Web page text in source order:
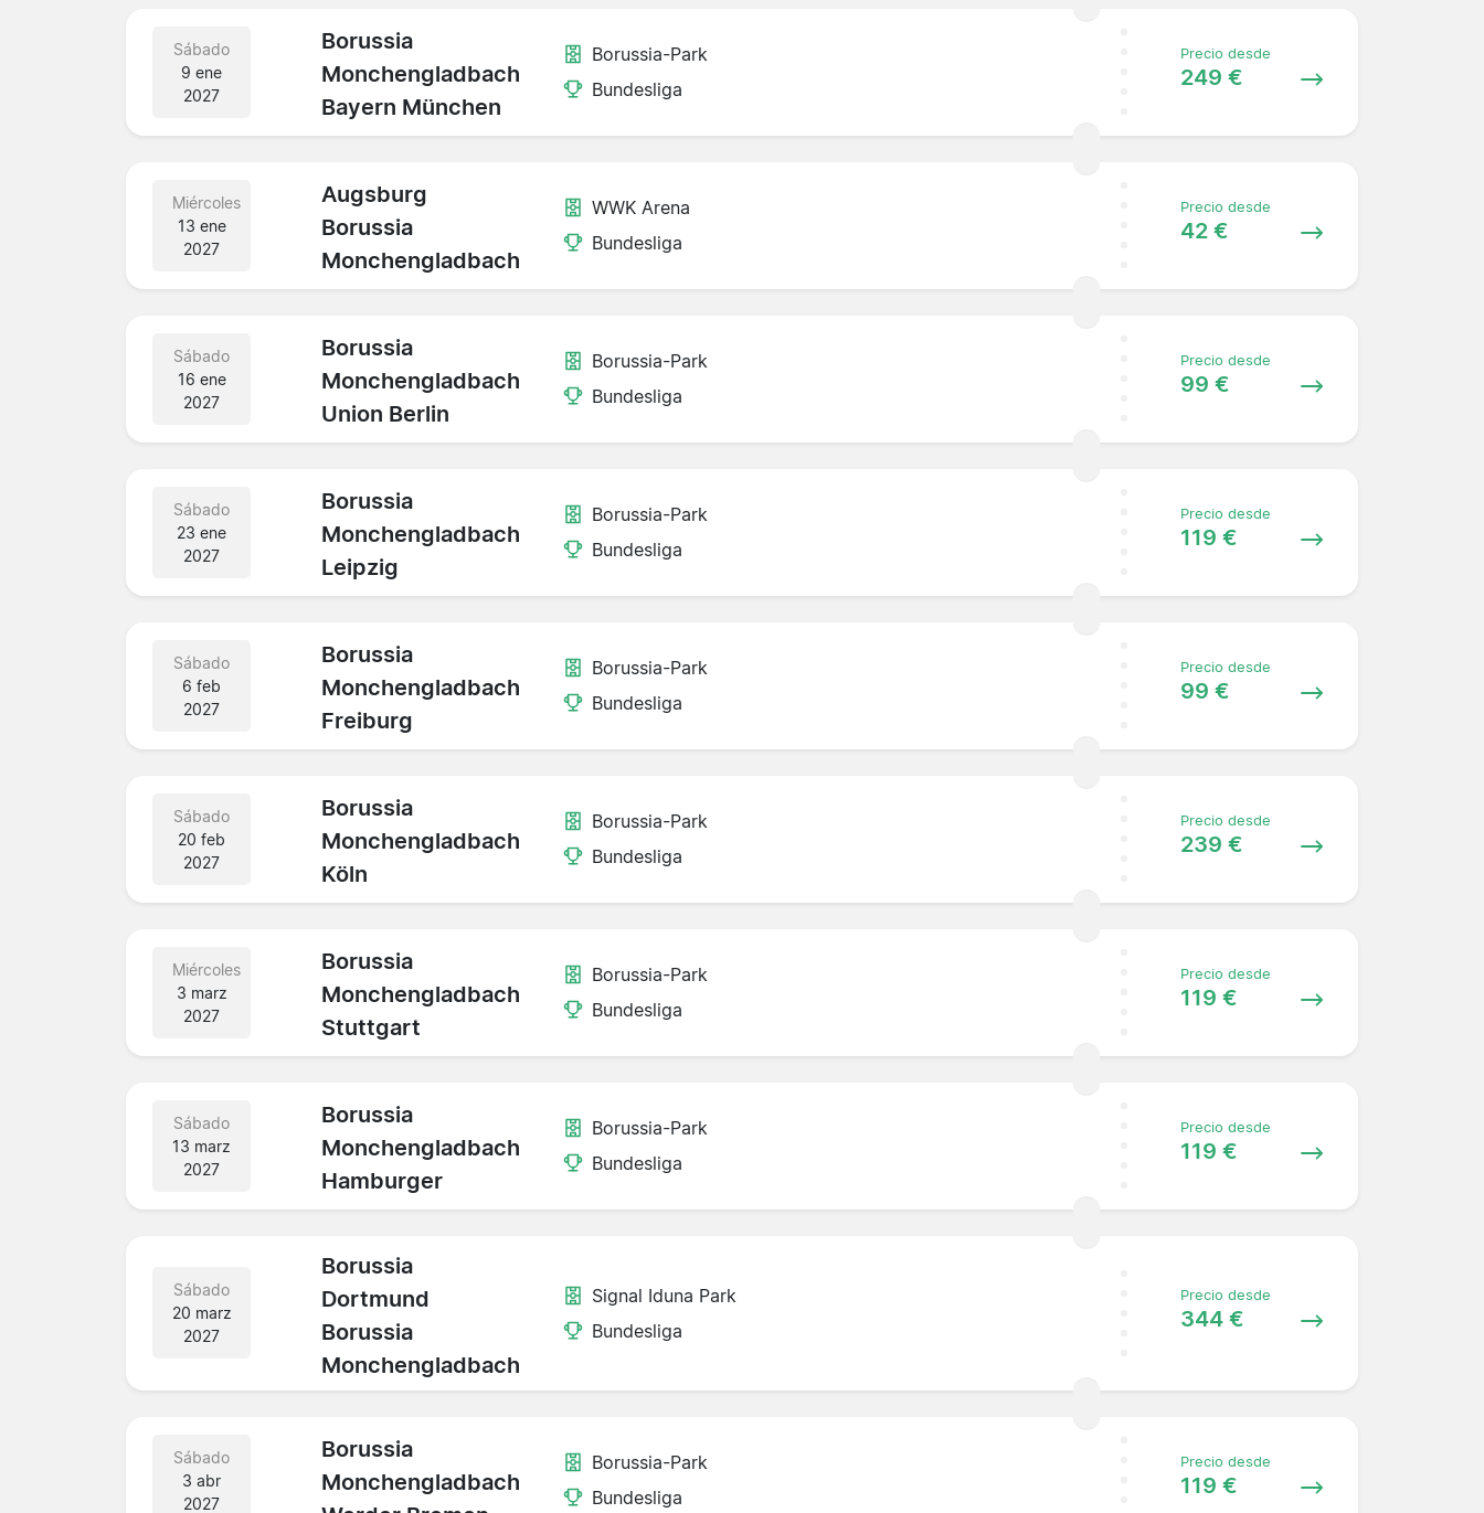
Sábado
9 ene
2027
Borussia
Monchengladbach
Bayern München
Borussia-Park
Bundesliga
Precio desde
249 €
Miércoles
13 ene
2027
Augsburg
Borussia
Monchengladbach
WWK Arena
Bundesliga
Precio desde
42 €
Sábado
16 ene
2027
Borussia
Monchengladbach
Union Berlin
Borussia-Park
Bundesliga
Precio desde
99 €
Sábado
23 ene
2027
Borussia
Monchengladbach
Leipzig
Borussia-Park
Bundesliga
Precio desde
119 €
Sábado
6 feb
2027
Borussia
Monchengladbach
Freiburg
Borussia-Park
Bundesliga
Precio desde
99 €
Sábado
20 feb
2027
Borussia
Monchengladbach
Köln
Borussia-Park
Bundesliga
Precio desde
239 €
Miércoles
3 marz
2027
Borussia
Monchengladbach
Stuttgart
Borussia-Park
Bundesliga
Precio desde
119 €
Sábado
13 marz
2027
Borussia
Monchengladbach
Hamburger
Borussia-Park
Bundesliga
Precio desde
119 €
Sábado
20 marz
2027
Borussia
Dortmund
Borussia
Monchengladbach
Signal Iduna Park
Bundesliga
Precio desde
344 €
Sábado
3 abr
2027
Borussia
Monchengladbach
Borussia-Park
Bundesliga
Precio desde
119 €